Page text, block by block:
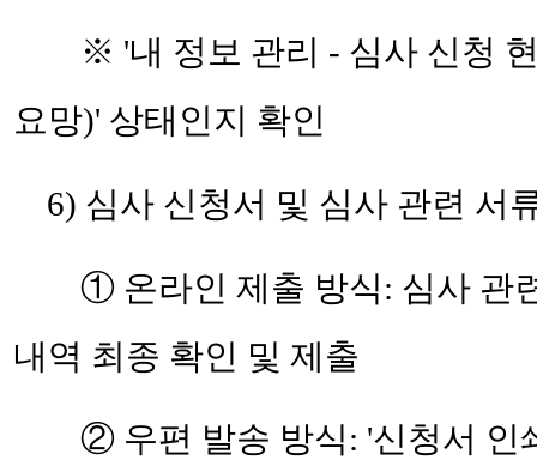
※ '내 정보 관리 - 심사 신청 현
요망)' 상태인지 확인
6) 심사 신청서 및 심사 관련 서
① 온라인 제출 방식: 심사 관
내역 최종 확인 및 제출
② 우편 발송 방식: '신청서 인